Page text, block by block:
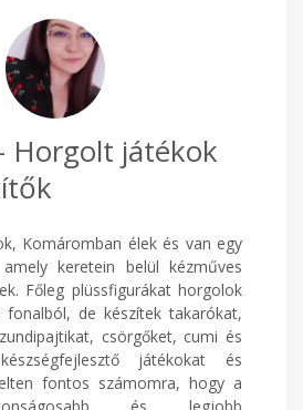
Horgolt játékok
Komáromban élek és van egy
amely keretein belül kézműves
Főleg plüssfigurákat horgolok
de készítek takarókat,
csörgőket, cumi és
játékokat és
fontos számomra, hogy a